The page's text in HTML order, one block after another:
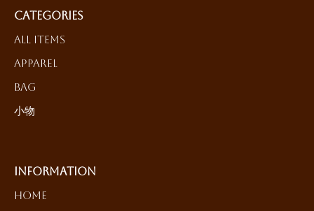
Categories
All Items
Apparel
Bag
小物
Information
HOME